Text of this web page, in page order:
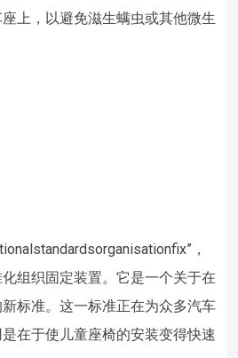
上，以避免滋生螨虫或其他微生
，
组织固定装置。它是一个关于在
标准。这一标准正在为众多汽车
在于使儿童座椅的安装变得快速